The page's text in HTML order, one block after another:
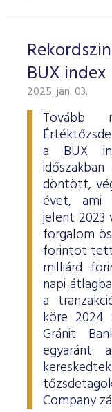
BUX index
2025. jan. 03.
Tovább
a BUX
döntött,
évet, ami
jelent 2023
forgalom
forintot tett
milliárd
napi
a
köre 2024
Gránit
egyaránt
Company